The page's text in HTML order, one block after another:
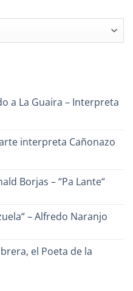
a La Guaira – Interpreta
interpreta Cañonazo
Borjas – “Pa Lante“
– Alfredo Naranjo
el Poeta de la